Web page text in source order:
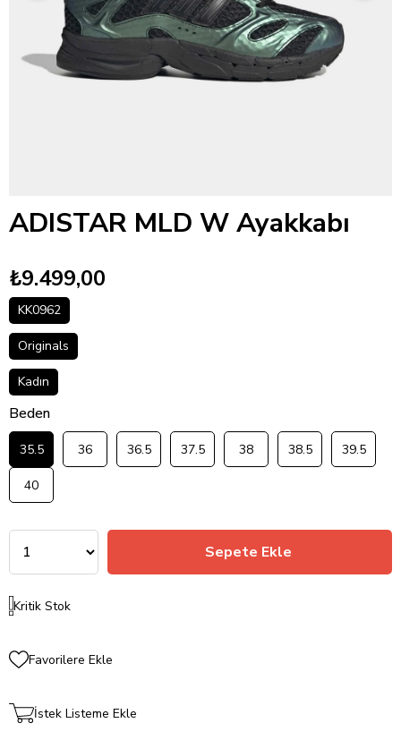
ADISTAR MLD W Ayakkabı
₺9.499,00
KK0962
Originals
Kadın
Beden
35.5 36 36.5 37.5 38 38.5 39.5
40
Kritik Stok
Favorilere Ekle
İstek Listeme Ekle